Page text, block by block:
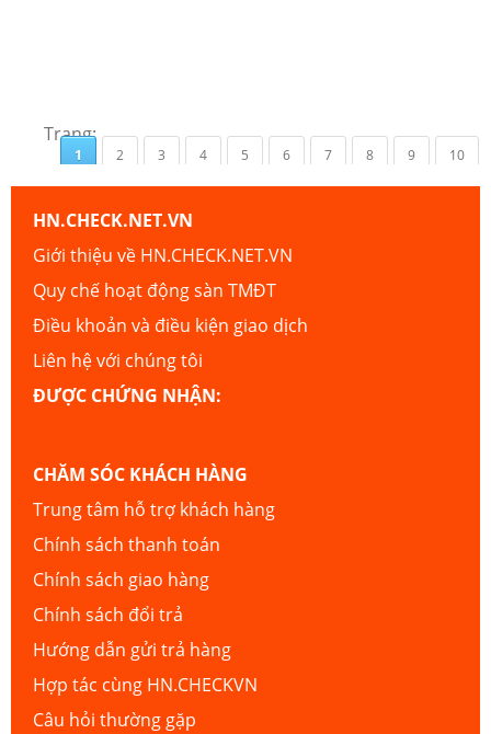
Trang:
1 2 3 4 5 6 7 8 9 10
HN.CHECK.NET.VN
Giới thiệu về HN.CHECK.NET.VN
Quy chế hoạt động sàn TMĐT
Điều khoản và điều kiện giao dịch
Liên hệ với chúng tôi
ĐƯỢC CHỨNG NHẬN:
CHĂM SÓC KHÁCH HÀNG
Trung tâm hỗ trợ khách hàng
Chính sách thanh toán
Chính sách giao hàng
Chính sách đổi trả
Hướng dẫn gửi trả hàng
Hợp tác cùng HN.CHECKVN
Câu hỏi thường gặp